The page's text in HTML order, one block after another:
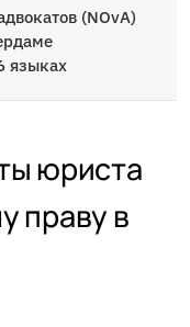
(NOvA)
языках
юриста
праву в